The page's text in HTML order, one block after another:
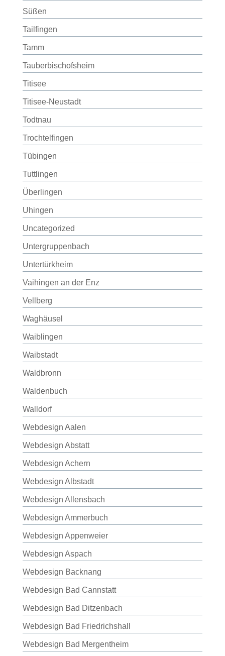
Süßen
Tailfingen
Tamm
Tauberbischofsheim
Titisee
Titisee-Neustadt
Todtnau
Trochtelfingen
Tübingen
Tuttlingen
Überlingen
Uhingen
Uncategorized
Untergruppenbach
Untertürkheim
Vaihingen an der Enz
Vellberg
Waghäusel
Waiblingen
Waibstadt
Waldbronn
Waldenbuch
Walldorf
Webdesign Aalen
Webdesign Abstatt
Webdesign Achern
Webdesign Albstadt
Webdesign Allensbach
Webdesign Ammerbuch
Webdesign Appenweier
Webdesign Aspach
Webdesign Backnang
Webdesign Bad Cannstatt
Webdesign Bad Ditzenbach
Webdesign Bad Friedrichshall
Webdesign Bad Mergentheim